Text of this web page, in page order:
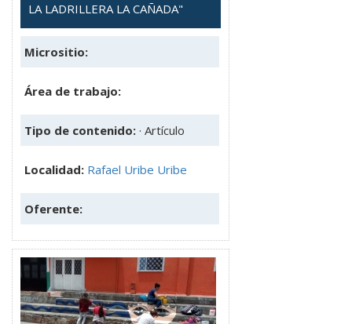
LA LADRILLERA LA CAÑADA"
Micrositio:
Área de trabajo:
Tipo de contenido: · Artículo
Localidad: Rafael Uribe Uribe
Oferente: